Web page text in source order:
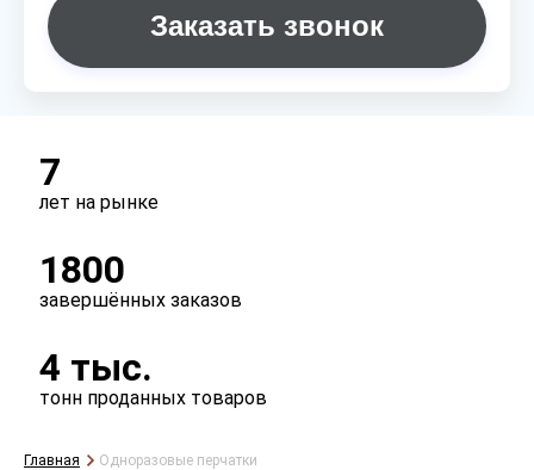
Заказать звонок
7
лет на рынке
1800
завершённых заказов
4 тыс.
тонн проданных товаров
Главная Одноразовые перчатки